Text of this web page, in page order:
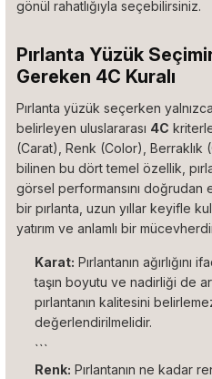
gönül rahatlığıyla seçebilirsiniz.
Pırlanta Yüzük
Gereken 4C Kuralı
Pırlanta yüzük seçerken
belirleyen uluslararası 4C
(Carat), Renk (Color), Berraklık
bilinen bu dört temel özellik,
görsel performansını
bir pırlanta, uzun yıllar keyifle
yatırım ve anlamlı bir
Karat: Pırlantanın
taşın boyutu ve nadirliği de
pırlantanın kalitesini
değerlendirilmelidir.
```
Renk: Pırlantanın ne kadar